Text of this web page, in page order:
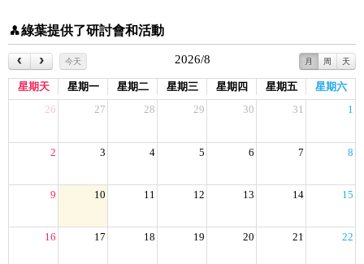
綠葉提供了研討會和活動
今天 月 周 天
2026/8
星期天 星期一 星期二 星期三 星期四 星期五
星期六
26
27 28 29 30 31 1
2 3 4 5 6 7 8
9 10 11 12 13 14 15
16 17 18 19 20 21 22